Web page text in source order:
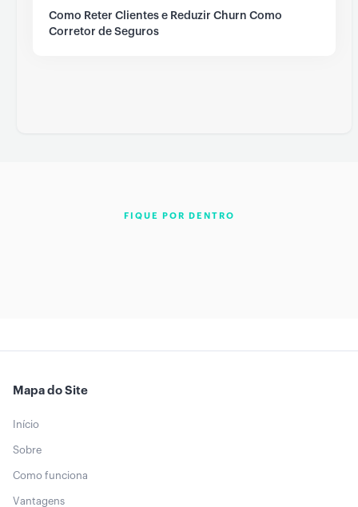
Como Reter Clientes e Reduzir Churn Como
Corretor de Seguros
FIQUE POR DENTRO
Mapa do Site
Início
Sobre
Como funciona
Vantagens